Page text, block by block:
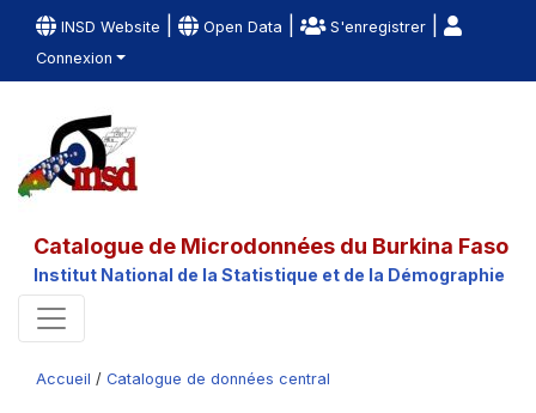
INSD Website Open Data S'enregistrer
Connexion
Catalogue de Microdonnées du Burkina Faso
Institut National de la Statistique et de la Démographie
Accueil / Catalogue de données central